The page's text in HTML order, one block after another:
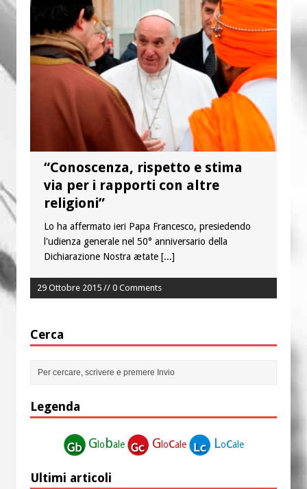
è buono, giusto e santo per la nostra
vita”
“Conoscenza, rispetto e stima
via per i rapporti con altre
religioni”
Lo ha affermato ieri Papa Francesco, presiedendo
l'udienza generale nel 50° anniversario della
Dichiarazione Nostra ætate [...]
29 Ottobre 2015 // 0 Comments
Cerca
Legenda
Globale Glocale Locale
Ultimi articoli